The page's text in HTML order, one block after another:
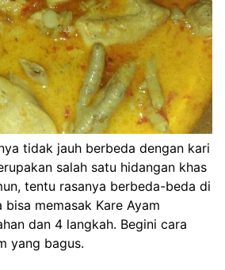
tidak jauh berbeda dengan kari
salah satu hidangan khas
tentu rasanya berbeda-beda di
memasak Kare Ayam
dan 4 langkah. Begini cara
yang bagus.